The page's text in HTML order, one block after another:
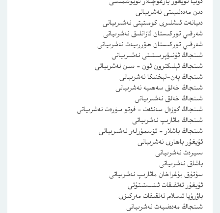
دىن مەدەنىيىتى نەشرىياتى
دىيانەت ئىشلىرى كومىتېتى نەشىرىياتى
شەرقىي تۈركىستان ئازاتلىق نەشرىياتى
شەرقىي تۈركىستان ھۆررىيەت نەشرىياتى
شىنجاڭ ئۇنىۋېرسىتىتى نەشىرىياتى
شىنجاڭ ئېلىكترون ئۈن – سىن نەشرىياتى
شىنجاڭ پەن-تېخنىكا نەشرىياتى
شىنجاڭ خەلق سەھىيە نەشرىياتى
شىنجاڭ خەلق نەشىرىياتى
شىنجاڭ گۈزەل سەنئەت – فوتو سۈرەت نەشرىياتى
شىنجاڭ مائارىپ نەشرىياتى
شىنجاڭ ياشلار – ئۆسمۈرلەر نەشىرىياتى
ئۇيغۇر باھارى نەشرىياتى
سىيرەت نەشرىياتى
باشاق نەشرىياتى
سۇتۇق بۇغراخان مائارىپ نەشرىياتى
ئۇيغۇر تەتقىقات ئىنىستىتۇتى
ياۋرۇپا ئىسلام تەتقىقات مەركىزى
شىنجاڭ مەدەنىيەت نەشرىياتى